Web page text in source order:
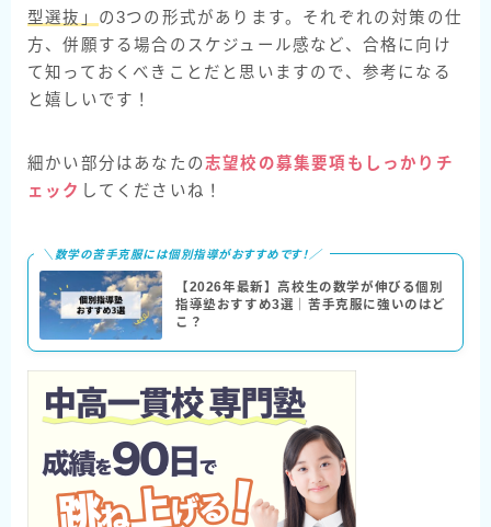
型選抜」 の3つの形式があります。それぞれの対策の仕
方、併願する場合のスケジュール感など、合格に向け
て知っておくべきことだと思いますので、参考になる
と嬉しいです！
細かい部分はあなたの志望校の募集要項もしっかりチ
ェック してくださいね！
＼数学の苦手克服には個別指導がおすすめです！／
【2026年最新】高校生の数学が伸びる個別
指導塾おすすめ3選｜苦手克服に強いのはど
こ？